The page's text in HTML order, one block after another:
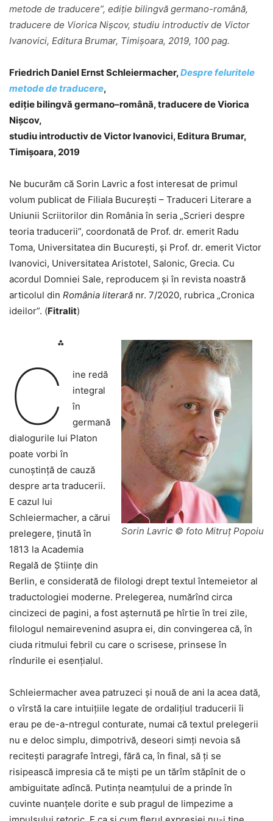
metode de traducere”, ediție bilingvă germano-română,
traducere de Viorica Nișcov, studiu introductiv de Victor
Ivanovici, Editura Brumar, Timișoara, 2019, 100 pag.
Friedrich Daniel Ernst Schleiermacher,Despre feluritele
metode de traducere,
ediție bilingvă germano–română, traducere de Viorica
Nișcov,
studiu introductiv de Victor Ivanovici, Editura Brumar,
Timișoara, 2019
Ne bucurăm că Sorin Lavric a fost interesat de primul
volum publicat de Filiala București – Traduceri Literare a
Uniunii Scriitorilor din România în seria „Scrieri despre
teoria traducerii”, coordonată de Prof. dr. emerit Radu
Toma, Universitatea din București, și Prof. dr. emerit Victor
Ivanovici, Universitatea Aristotel, Salonic, Grecia. Cu
acordul Domniei Sale, reproducem și în revista noastră
articolul din România literară nr. 7/2020, rubrica „Cronica
ideilor”. (Fitralit)
Sorin Lavric © foto Mitruț Popoiu
⁂
C
ine redă
integral
în
germană
dialogurile lui Platon
poate vorbi în
cunoștință de cauză
despre arta traducerii.
E cazul lui
Schleiermacher, a cărui
prelegere, ținută în
1813 la Academia
Regală de Științe din
Berlin, e considerată de filologi drept textul întemeietor al
traductologiei moderne. Prelegerea, numărînd circa
cincizeci de pagini, a fost așternută pe hîrtie în trei zile,
filologul nemairevenind asupra ei, din convingerea că, în
ciuda ritmului febril cu care o scrisese, prinsese în
rîndurile ei esențialul.
Schleiermacher avea patruzeci și nouă de ani la acea dată,
o vîrstă la care intuițiile legate de ordalițiul traducerii îi
erau pe de-a-ntregul conturate, numai că textul prelegerii
nu e deloc simplu, dimpotrivă, deseori simți nevoia să
recitești paragrafe întregi, fără ca, în final, să ți se
risipească impresia că te miști pe un tărîm stăpînit de o
ambiguitate adîncă. Putința neamțului de a prinde în
cuvinte nuanțele dorite e sub pragul de limpezime a